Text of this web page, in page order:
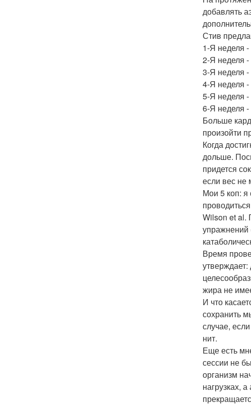
добавлять
Стив
1-Я неделя
2-Я неделя
3-Я неделя
4-Я неделя
5-Я неделя
6-Я неделя
Больше
произойти
Когда
дольше.
придется
если вес не
Мои 5 коп: я
Wilson et al.
упражнений
Время
жира не
И что
сохранить
случае,
нит.
Еще есть
сессии не
организм
нагрузках,